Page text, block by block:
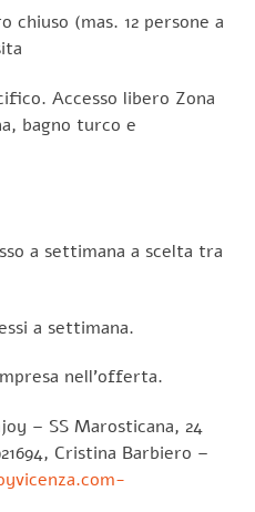
chiuso (mas. 12 persone a
Accesso libero Zona
bagno turco e
a settimana a scelta tra
a settimana.
nell’offerta.
– SS Marosticana, 24
Cristina Barbiero –